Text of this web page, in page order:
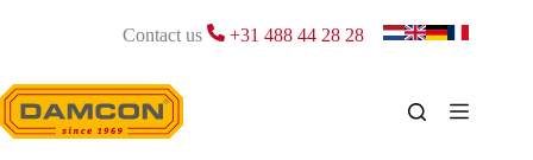
Contact us +31 488 44 28 28